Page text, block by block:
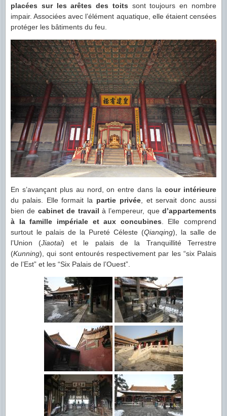
placées sur les arêtes des toits sont toujours en nombre
impair. Associées avec l’élément aquatique, elle étaient censées
protéger les bâtiments du feu.
En s’avançant plus au nord, on entre dans lacour intérieure
du palais. Elle formait la partie privée, et servait donc aussi
bien de cabinet de travail à l’empereur, que d’appartements
à la famille impériale et aux concubines . Elle comprend
surtout le palais de la Pureté Céleste (Qianqing), la salle de
l’Union (Jiaotai) et le palais de la Tranquillité Terrestre
(Kunning), qui sont entourés respectivement par les “six Palais
de l’Est” et les “Six Palais de l’Ouest”.